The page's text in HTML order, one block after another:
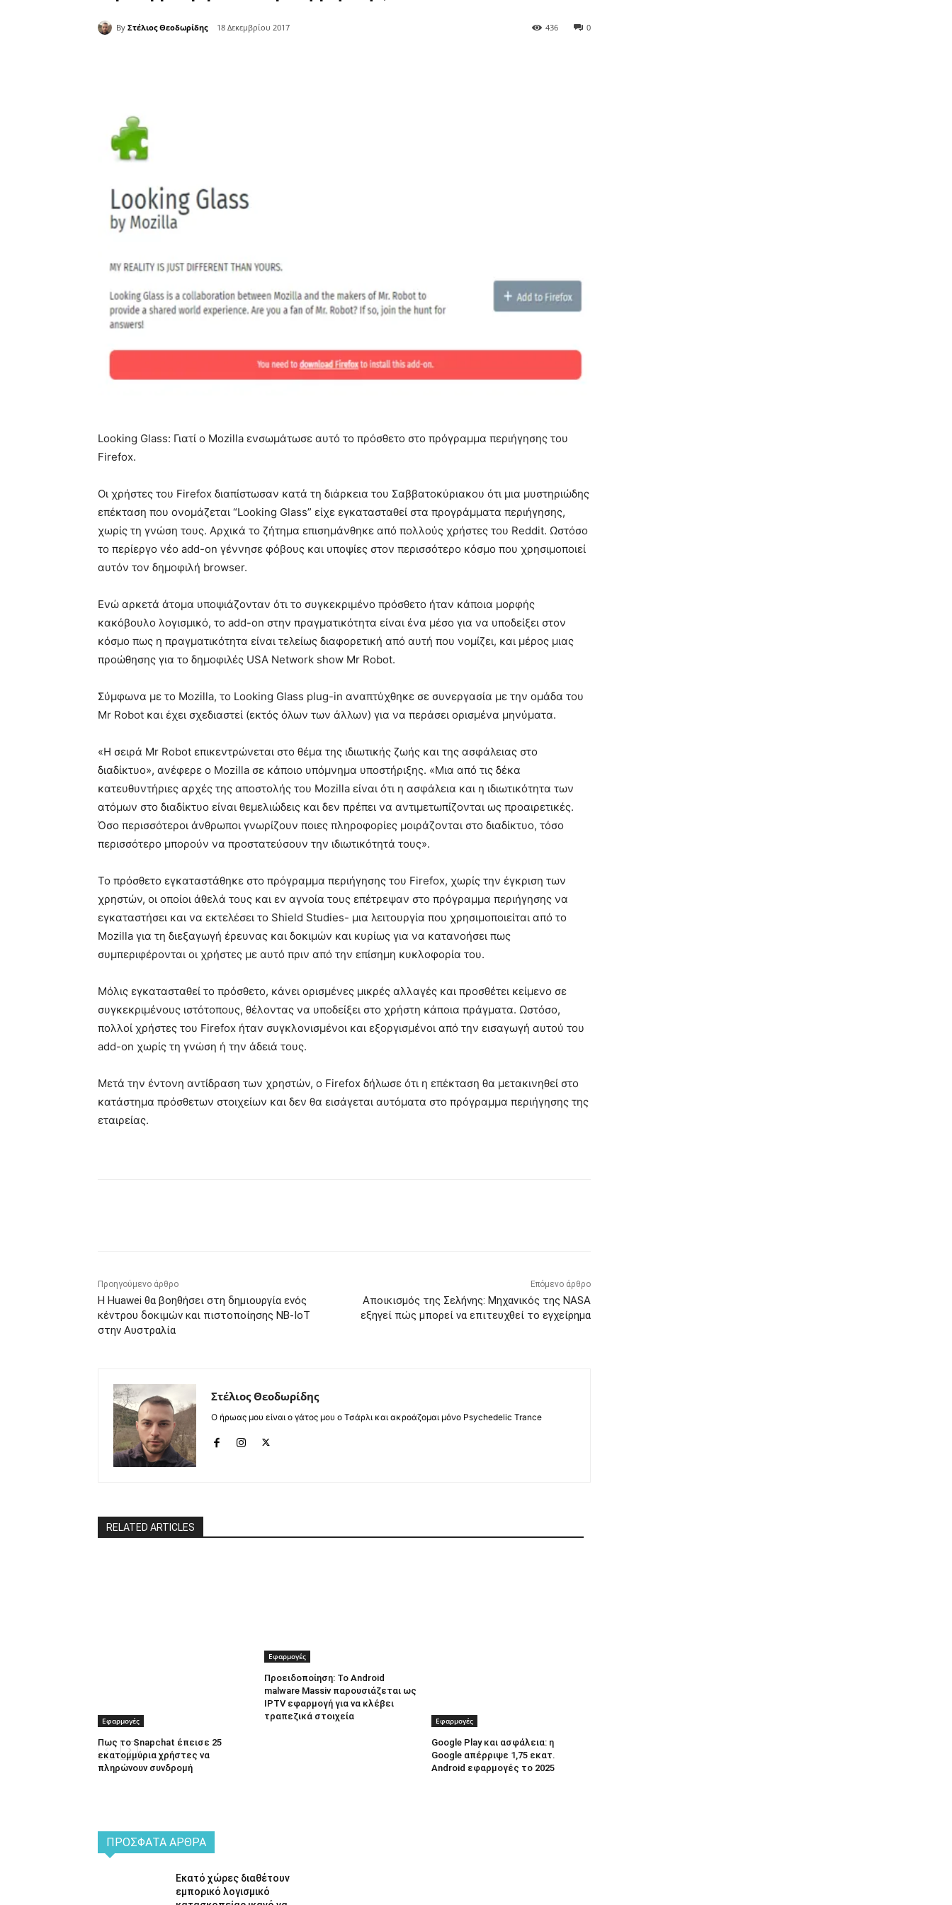
By Στέλιος Θεοδωρίδης 18 Δεκεμβρίου 2017 0
436
Looking Glass: Γιατί ο Mozilla ενσωμάτωσε αυτό το πρόσθετο στο πρόγραμμα περιήγησης του
Firefox.
Οι χρήστες του Firefox διαπίστωσαν κατά τη διάρκεια του Σαββατοκύριακου ότι μια μυστηριώδης
επέκταση που ονομάζεται “Looking Glass” είχε εγκατασταθεί στα προγράμματα περιήγησης,
χωρίς τη γνώση τους. Αρχικά το ζήτημα επισημάνθηκε από πολλούς χρήστες του Reddit. Ωστόσο
το περίεργο νέο add-on γέννησε φόβους και υποψίες στον περισσότερο κόσμο που χρησιμοποιεί
αυτόν τον δημοφιλή browser.
Ενώ αρκετά άτομα υποψιάζονταν ότι το συγκεκριμένο πρόσθετο ήταν κάποια μορφής
κακόβουλο λογισμικό, το add-on στην πραγματικότητα είναι ένα μέσο για να υποδείξει στον
κόσμο πως η πραγματικότητα είναι τελείως διαφορετική από αυτή που νομίζει, και μέρος μιας
προώθησης για το δημοφιλές USA Network show Mr Robot.
Σύμφωνα με το Mozilla, το Looking Glass plug-in αναπτύχθηκε σε συνεργασία με την ομάδα του
Mr Robot και έχει σχεδιαστεί (εκτός όλων των άλλων) για να περάσει ορισμένα μηνύματα.
«Η σειρά Mr Robot επικεντρώνεται στο θέμα της ιδιωτικής ζωής και της ασφάλειας στο
διαδίκτυο», ανέφερε ο Mozilla σε κάποιο υπόμνημα υποστήριξης. «Μια από τις δέκα
κατευθυντήριες αρχές της αποστολής του Mozilla είναι ότι η ασφάλεια και η ιδιωτικότητα των
ατόμων στο διαδίκτυο είναι θεμελιώδεις και δεν πρέπει να αντιμετωπίζονται ως προαιρετικές.
Όσο περισσότεροι άνθρωποι γνωρίζουν ποιες πληροφορίες μοιράζονται στο διαδίκτυο, τόσο
περισσότερο μπορούν να προστατεύσουν την ιδιωτικότητά τους».
Το πρόσθετο εγκαταστάθηκε στο πρόγραμμα περιήγησης του Firefox, χωρίς την έγκριση των
χρηστών, οι οποίοι άθελά τους και εν αγνοία τους επέτρεψαν στο πρόγραμμα περιήγησης να
εγκαταστήσει και να εκτελέσει το Shield Studies- μια λειτουργία που χρησιμοποιείται από το
Mozilla για τη διεξαγωγή έρευνας και δοκιμών και κυρίως για να κατανοήσει πως
συμπεριφέρονται οι χρήστες με αυτό πριν από την επίσημη κυκλοφορία του.
Μόλις εγκατασταθεί το πρόσθετο, κάνει ορισμένες μικρές αλλαγές και προσθέτει κείμενο σε
συγκεκριμένους ιστότοπους, θέλοντας να υποδείξει στο χρήστη κάποια πράγματα. Ωστόσο,
πολλοί χρήστες του Firefox ήταν συγκλονισμένοι και εξοργισμένοι από την εισαγωγή αυτού του
add-on χωρίς τη γνώση ή την άδειά τους.
Μετά την έντονη αντίδραση των χρηστών, ο Firefox δήλωσε ότι η επέκταση θα μετακινηθεί στο
κατάστημα πρόσθετων στοιχείων και δεν θα εισάγεται αυτόματα στο πρόγραμμα περιήγησης της
εταιρείας.
Προηγούμενο άρθρο
Η Huawei θα βοηθήσει στη δημιουργία ενός
κέντρου δοκιμών και πιστοποίησης NB-IoT
στην Αυστραλία
Επόμενο άρθρο
Αποικισμός της Σελήνης: Μηχανικός της NASA
εξηγεί πώς μπορεί να επιτευχθεί το εγχείρημα
Στέλιος Θεοδωρίδης
Ο ήρωας μου είναι ο γάτος μου ο Τσάρλι και ακροάζομαι μόνο Psychedelic Trance
RELATED ARTICLES
Εφαρμογές
Πως το Snapchat έπεισε 25
εκατομμύρια χρήστες να
πληρώνουν συνδρομή
Εφαρμογές
Προειδοποίηση: Το Android
malware Massiv παρουσιάζεται ως
IPTV εφαρμογή για να κλέβει
τραπεζικά στοιχεία
Εφαρμογές
Google Play και ασφάλεια: η
Google απέρριψε 1,75 εκατ.
Android εφαρμογές το 2025
ΠΡΌΣΦΑΤΑ ΆΡΘΡΑ
Εκατό χώρες διαθέτουν
εμπορικό λογισμικό